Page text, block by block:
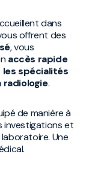
dans
offrent des
, vous
accès rapide
spécialités
radiologie.
de manière à
investigations et
Une